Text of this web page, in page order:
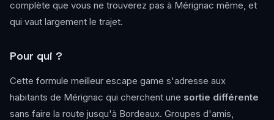
complète que vous ne trouverez pas à Mérignac même, et
qui vaut largement le trajet.
Pour qui ?
Cette formule meilleur escape game s'adresse aux
habitants de Mérignac qui cherchent une sortie différente
sans faire la route jusqu'à Bordeaux. Groupes d'amis,